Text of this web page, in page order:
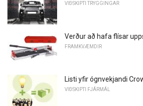
VIÐSKIPTI TRYGGINGAR
Verður að hafa flísar
FRAMKVÆMDIR
Listi yfir ógnvekjandi
VIÐSKIPTI FJÁRMÁL